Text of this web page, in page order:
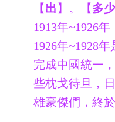
【出 】。【多
1913年~1926
1926年~1928
完成中國統一
些枕戈待旦，
雄豪傑們，終